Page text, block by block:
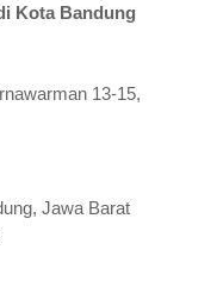
Kota Bandung
13-15,
Jawa Barat